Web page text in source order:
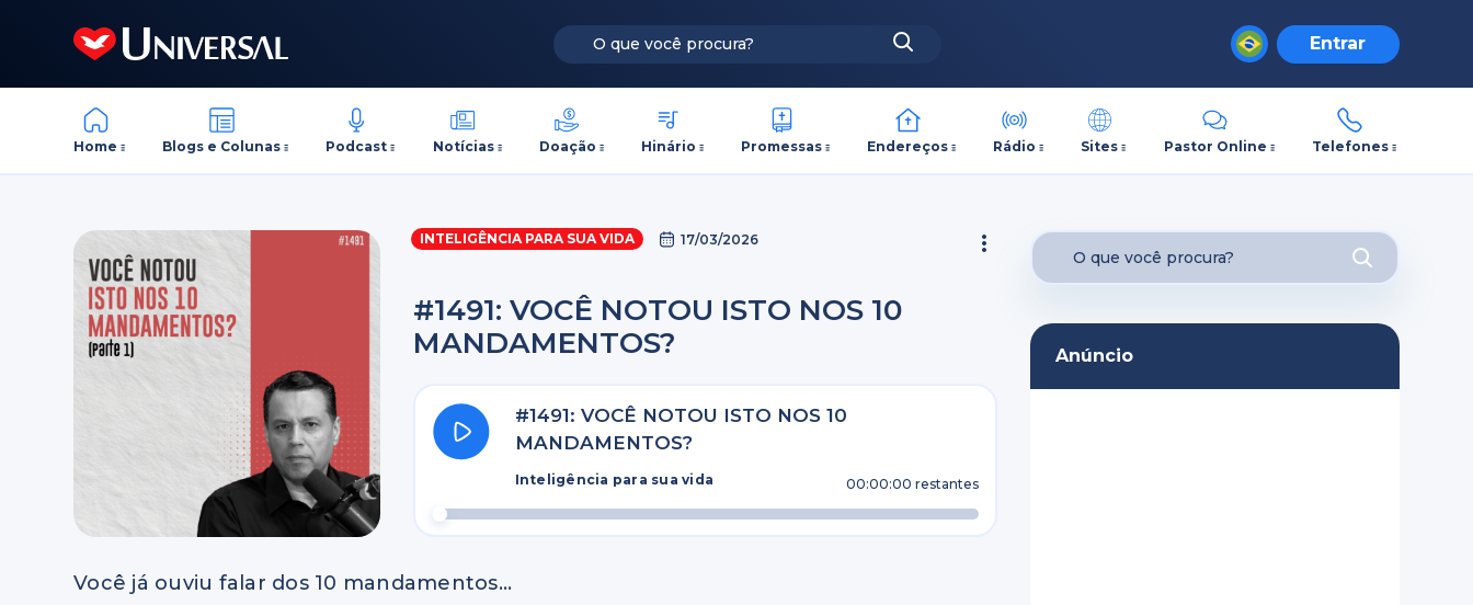
Entrar
Home Blogs e Colunas Podcast Notícias Doação Hinário Promessas Endereços Rádio Sites Pastor Online Telefones
INTELIGÊNCIA PARA SUA VIDA 17/03/2026
#1491: VOCÊ NOTOU ISTO NOS 10
MANDAMENTOS?
#1491: VOCÊ NOTOU ISTO NOS 10
MANDAMENTOS?
Inteligência para sua vida 00:00:00 restantes
Você já ouviu falar dos 10 mandamentos…
Anúncio